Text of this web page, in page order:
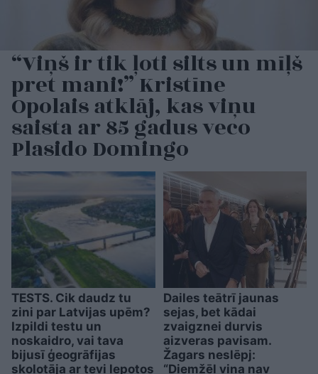
“Viņš ir tik ļoti silts un mīļš
pret mani!” Kristīne
Opolais atklāj, kas viņu
saista ar 85 gadus veco
Plasido Domingo
TESTS. Cik daudz tu
zini par Latvijas upēm?
Izpildi testu un
noskaidro, vai tava
bijusī ģeogrāfijas
skolotāja ar tevi lepotos
Dailes teātrī jaunas
sejas, bet kādai
zvaigznei durvis
aizveras pavisam.
Žagars neslēpj:
“Diemžēl viņa nav